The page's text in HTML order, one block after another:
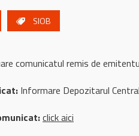
SIOB
comunicatul remis de
Informare Depozitarul
click aici